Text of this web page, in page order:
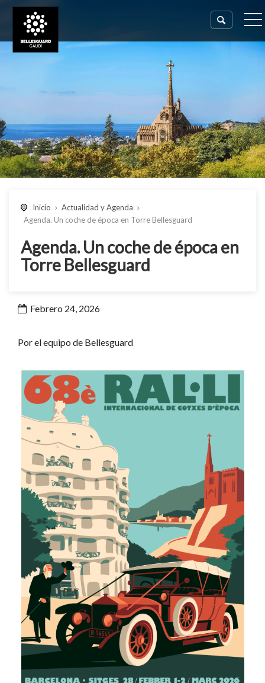
Inicio
Actualidad y Agenda
Agenda. Un coche de época en Torre Bellesguard
Agenda. Un coche de época en
Torre Bellesguard
Febrero 24, 2026
Por el equipo de Bellesguard